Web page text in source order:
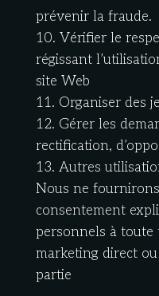
prévenir la fraude.
10. Vérifier le
régissant
site Web
11. Organiser des
12. Gérer les
rectification,
13. Autres
Nous ne
consentement
personnels à
marketing direct
partie